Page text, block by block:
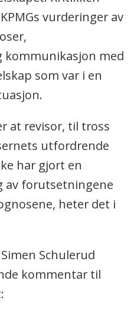
vurderinger av
kommunikasjon med
som var i en
at revisor, til tross
utfordrende
har gjort en
av forutsetningene
heter det i
Schulerud
kommentar til